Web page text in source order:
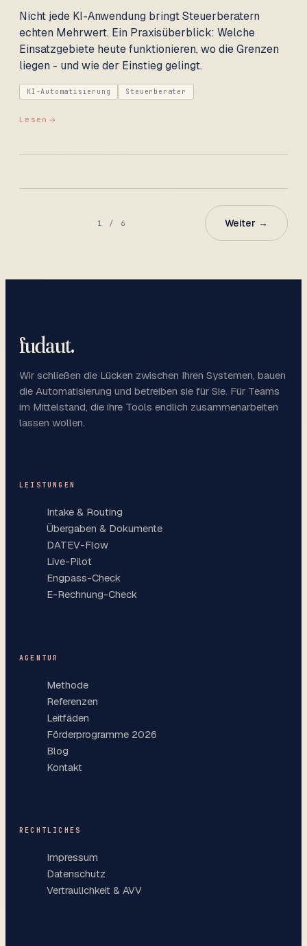
Nicht jede KI-Anwendung bringt Steuerberatern
echten Mehrwert. Ein Praxisüberblick: Welche
Einsatzgebiete heute funktionieren, wo die Grenzen
liegen - und wie der Einstieg gelingt.
KI-Automatisierung Steuerberater
Lesen
1 / 6 Weiter →
fudaut.
Wir schließen die Lücken zwischen Ihren Systemen, bauen
die Automatisierung und betreiben sie für Sie. Für Teams
im Mittelstand, die ihre Tools endlich zusammenarbeiten
lassen wollen.
LEISTUNGEN
Intake & Routing
Übergaben & Dokumente
DATEV-Flow
Live-Pilot
Engpass-Check
E-Rechnung-Check
AGENTUR
Methode
Referenzen
Leitfäden
Förderprogramme 2026
Blog
Kontakt
RECHTLICHES
Impressum
Datenschutz
Vertraulichkeit & AVV